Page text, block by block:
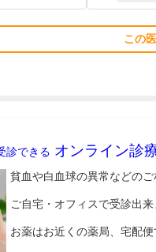
この
診できる オンライン診
貧血や白血球の異常などのご
ご自宅・オフィスで受診出来
お薬はお近くの薬局、宅配便